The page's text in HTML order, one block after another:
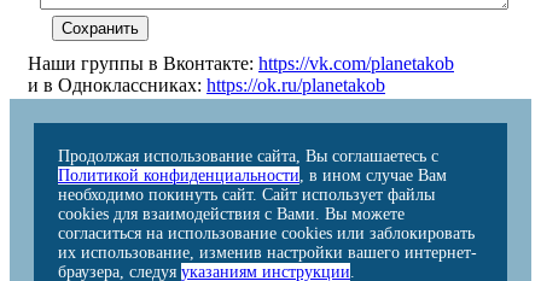
Наши группы в Вконтакте: https://vk.com/planetakob
и в Одноклассниках: https://ok.ru/planetakob
Продолжая использование сайта, Вы соглашаетесь с
Политикой конфиденциальности, в ином случае Вам
необходимо покинуть сайт. Сайт использует файлы
cookies для взаимодействия с Вами. Вы можете
согласиться на использование cookies или заблокировать
их использование, изменив настройки вашего интернет-
браузера, следуя указаниям инструкции.